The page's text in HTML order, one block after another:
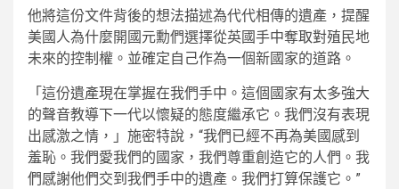
他將這份文件背後的想法描述為代代相傳的遺產，提醒
美國人為什麼開國元勳們選擇從英國手中奪取對殖民地
未來的控制權。並確定自己作為一個新國家的道路。
「這份遺產現在掌握在我們手中。這個國家有太多強大
的聲音教導下一代以懷疑的態度繼承它。我們沒有表現
出感激之情，」施密特說，“我們已經不再為美國感到
羞恥。我們愛我們的國家，我們尊重創造它的人們。我
們感謝他們交到我們手中的遺產。我們打算保護它。”